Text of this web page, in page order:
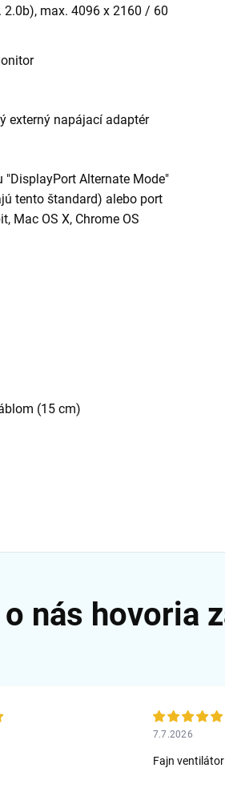
2.0b), max. 4096 x 2160 / 60
externý napájací adaptér
"DisplayPort Alternate Mode"
tento štandard) alebo port
Mac OS X, Chrome OS
(15 cm)
7.7.2026
Fajn ventilátor